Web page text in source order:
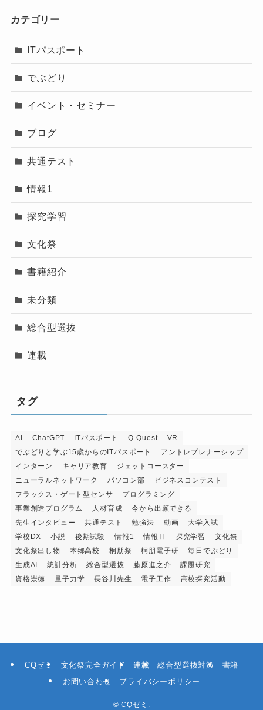
カテゴリー
ITパスポート
でぶどり
イベント・セミナー
ブログ
共通テスト
情報1
探究学習
文化祭
書籍紹介
未分類
総合型選抜
連載
タグ
AI ChatGPT ITパスポート Q-Quest
VR
でぶどりと学ぶ15歳からのITパスポート
アントレプレナーシップ
インターン
キャリア教育
ジェットコースター
ニューラルネットワーク
パソコン部
ビジネスコンテスト
フラックス・ゲート型センサ
プログラミング
事業創造プログラム
人材育成
今から出願できる
先生インタビュー
共通テスト 勉強法 動画
大学入試
学校DX
小説 後期試験 情報1 情報Ⅱ 探究学習
文化祭
文化祭出し物
本郷高校 桐朋祭 桐朋電子研
毎日でぶどり
生成AI
統計分析 総合型選抜 藤原進之介
課題研究
資格崇徳
量子力学 長谷川先生 電子工作 高校探究活動
CQゼミ 文化祭完全ガイド 連載 総合型選抜対策
書籍
お問い合わせ
プライバシーポリシー
© CQゼミ.